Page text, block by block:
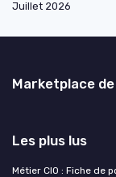
Juillet 2026
Marketplace
Les plus lus
Métier CIO : Fiche de